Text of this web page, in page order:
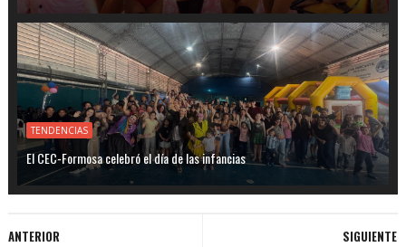
TENDENCIAS
El CEC-Formosa celebró el día de las infancias
SIGUIENTE
ANTERIOR